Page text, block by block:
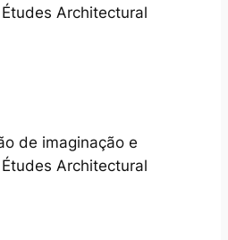
Architectural
de imaginação e
Architectural